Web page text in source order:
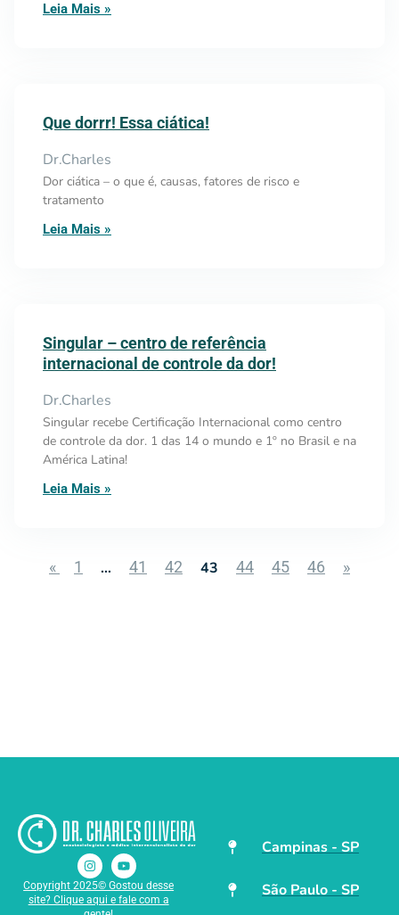
Leia Mais »
Que dorrr! Essa ciática!
Dr.Charles
Dor ciática – o que é, causas, fatores de risco e
tratamento
Leia Mais »
Singular – centro de referência
internacional de controle da dor!
Dr.Charles
Singular recebe Certificação Internacional como centro
de controle da dor. 1 das 14 o mundo e 1º no Brasil e na
América Latina!
Leia Mais »
« 1 … 41 42 43 44 45 46 »
Copyright 2025© Gostou desse
site? Clique aqui e fale com a
Campinas - SP
São Paulo - SP